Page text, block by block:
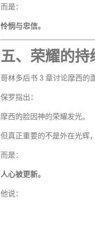
而是：
怜悯与忠信。
五、荣耀的持
哥林多后书 3 章讨论摩西的
保罗指出：
摩西的脸因神的荣耀发光。
但真正重要的不是外在光辉，
而是：
人心被更新。
他说：